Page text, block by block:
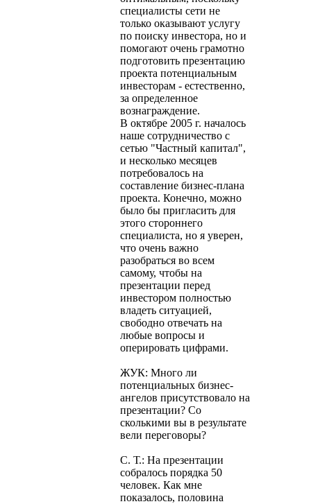
специалисты сети не
только оказывают услугу
по поиску инвестора, но и
помогают очень грамотно
подготовить презентацию
проекта потенциальным
инвесторам - естественно,
за определенное
вознаграждение.
В октябре 2005 г. началось
наше сотрудничество с
сетью "Частный капитал",
и несколько месяцев
потребовалось на
составление бизнес-плана
проекта. Конечно, можно
было бы пригласить для
этого стороннего
специалиста, но я уверен,
что очень важно
разобраться во всем
самому, чтобы на
презентации перед
инвестором полностью
владеть ситуацией,
свободно отвечать на
любые вопросы и
оперировать цифрами.
ЖУК: Много ли
потенциальных бизнес-
ангелов присутствовало на
презентации? Со
сколькими вы в результате
вели переговоры?
С. Т.: На презентации
собралось порядка 50
человек. Как мне
показалось, половина